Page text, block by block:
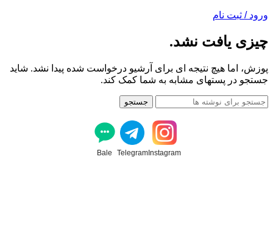
ورود / ثبت نام
چیزی یافت نشد.
پوزش، اما هیچ نتیجه ای برای آرشیو درخواست شده پیدا نشد. شاید
جستجو در پستهای مشابه به شما کمک کند.
جستجو
Instagram
Telegram
Bale